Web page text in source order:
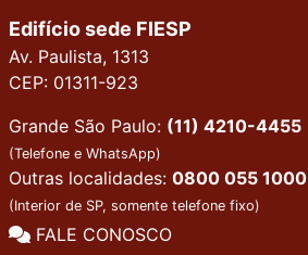
Edifício sede FIESP
Av. Paulista, 1313
CEP: 01311-923
Grande São Paulo: (11) 4210-4455
(Telefone e WhatsApp)
Outras localidades: 0800 055 1000
(Interior de SP, somente telefone fixo)
FALE CONOSCO